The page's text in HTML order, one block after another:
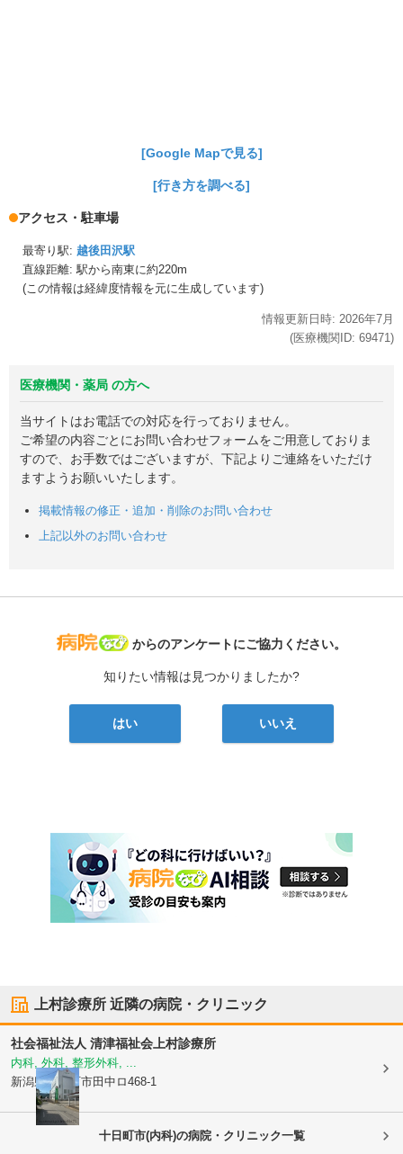
[Google Mapで見る]
[行き方を調べる]
アクセス・駐車場
最寄り駅: 越後田沢駅
直線距離: 駅から南東に約220m
(この情報は経緯度情報を元に生成しています)
情報更新日時: 2026年7月
(医療機関ID: 69471)
医療機関・薬局 の方へ
当サイトはお電話での対応を行っておりません。
ご希望の内容ごとにお問い合わせフォームをご用意しておりま
すので、お手数ではございますが、下記よりご連絡をいただけ
ますようお願いいたします。
掲載情報の修正・追加・削除のお問い合わせ
上記以外のお問い合わせ
病院なび
からのアンケートにご協力ください。
知りたい情報は見つかりましたか?
はい いいえ
上村診療所 近隣の病院・クリニック
社会福祉法人 清津福祉会上村診療所
内科, 外科, 整形外科, ...
新潟県十日町市田中ロ468-1
十日町市(内科)の病院・クリニック一覧